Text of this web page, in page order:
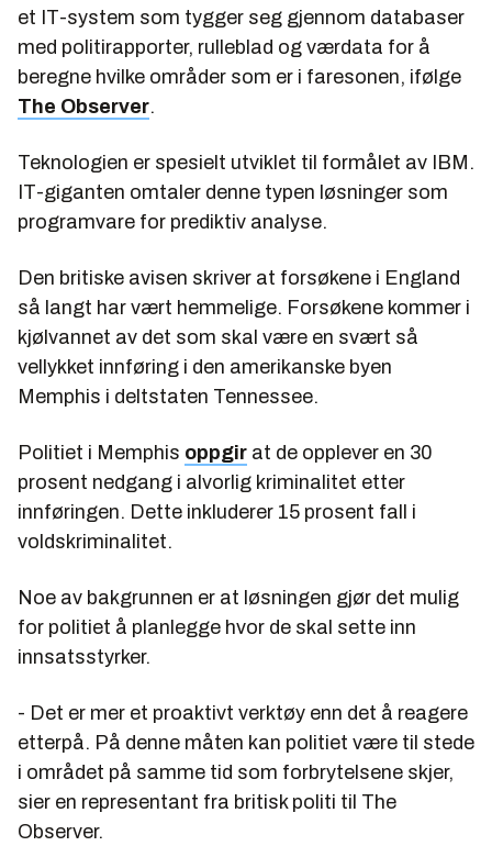
et IT-system som tygger seg gjennom databaser
med politirapporter, rulleblad og værdata for å
beregne hvilke områder som er i faresonen, ifølge
The Observer.
Teknologien er spesielt utviklet til formålet av IBM.
IT-giganten omtaler denne typen løsninger som
programvare for prediktiv analyse.
Den britiske avisen skriver at forsøkene i England
så langt har vært hemmelige. Forsøkene kommer i
kjølvannet av det som skal være en svært så
vellykket innføring i den amerikanske byen
Memphis i deltstaten Tennessee.
Politiet i Memphis oppgir at de opplever en 30
prosent nedgang i alvorlig kriminalitet etter
innføringen. Dette inkluderer 15 prosent fall i
voldskriminalitet.
Noe av bakgrunnen er at løsningen gjør det mulig
for politiet å planlegge hvor de skal sette inn
innsatsstyrker.
- Det er mer et proaktivt verktøy enn det å reagere
etterpå. På denne måten kan politiet være til stede
i området på samme tid som forbrytelsene skjer,
sier en representant fra britisk politi til The
Observer.